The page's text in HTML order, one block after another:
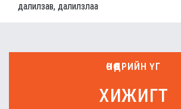
далилзав, далилзлаа
ӨНӨӨДРИЙН ҮГ
хижигт